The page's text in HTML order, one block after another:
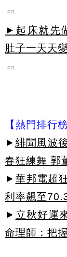
PR
►起床就先
肚子一天天
PR
【熱門排行榜
► 緋聞風波
春狂練舞 郭
► 華邦電超
利率飆至
► 立秋好運
命理師：把